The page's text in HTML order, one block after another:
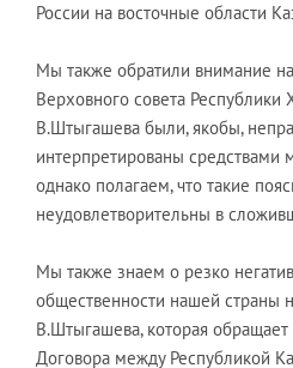
России на восточные области
Мы также обратили внимание
Верховного совета Республики
В.Штыгашева были, якобы,
интерпретированы средствами
однако полагаем, что такие
неудовлетворительны в
Мы также знаем о резко
общественности нашей страны
В.Штыгашева, которая
Договора между Республикой